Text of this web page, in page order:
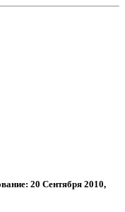
: 20 Сентября 2010,